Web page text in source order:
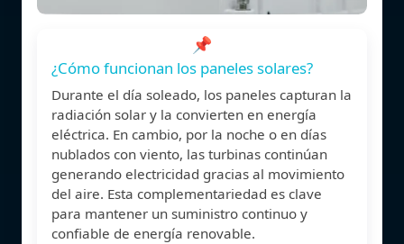
📌
¿Cómo funcionan los paneles solares?
Durante el día soleado, los paneles capturan la
radiación solar y la convierten en energía
eléctrica. En cambio, por la noche o en días
nublados con viento, las turbinas continúan
generando electricidad gracias al movimiento
del aire. Esta complementariedad es clave
para mantener un suministro continuo y
confiable de energía renovable.